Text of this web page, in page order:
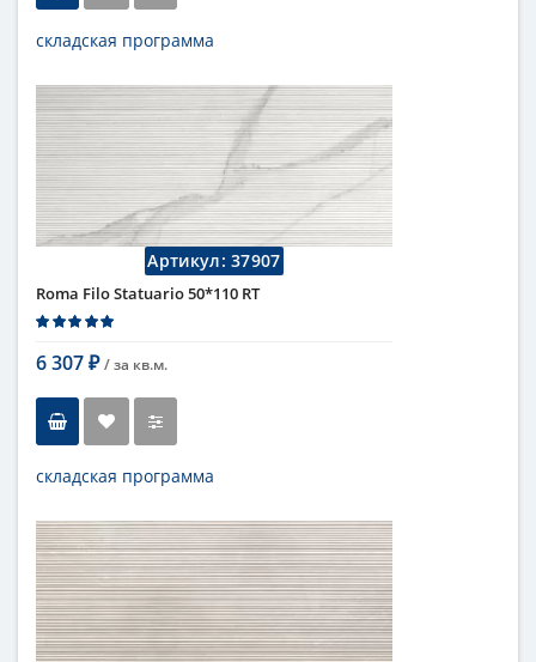
складская программа
Тип
настенная плитка
Длина
110 см
Высота
50 см
Цвет
бежевый,светлый
Страна
Италия
Поверхность
матовая
Коллекция
Fap Ceramiche
Артикул:37907
Roma Filo Statuario 50*110 RT
6 307 ₽ / за кв.м.
складская программа
Тип
настенная плитка
Длина
110 см
Высота
50 см
Рисунок
с узорами...
Цвет
серый
Страна
Италия